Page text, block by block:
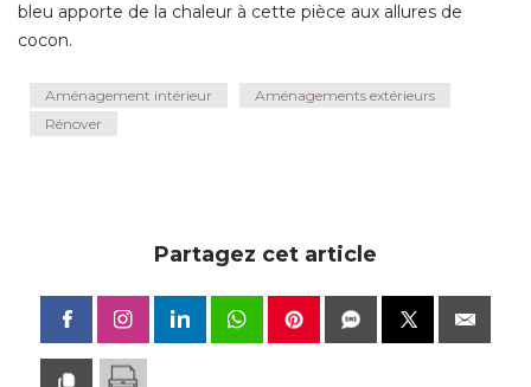
bleu apporte de la chaleur à cette pièce aux allures de
cocon.
Aménagement intérieur
Aménagements extérieurs
Rénover
Partagez cet article